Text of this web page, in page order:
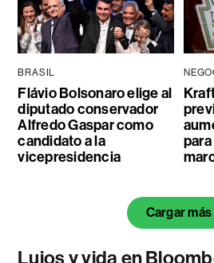
BRASIL
Flávio Bolsonaro elige al
diputado conservador
Alfredo Gaspar como
candidato a la
vicepresidencia
Cargar más
Lujos y vida en